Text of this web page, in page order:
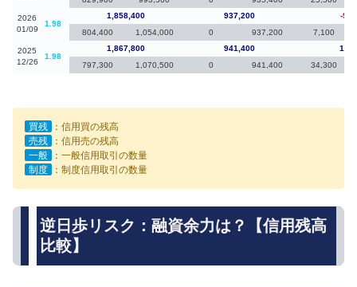
2026
01/09
1.98
1,858,400 937,200
-
804,400
1,054,000 0 937,200 7,100
2025
12/26
1.98
1,867,800 941,400
797,300
1,070,500 0 941,400 34,300
買残
：信用買の残高
売残
：信用売の残高
一般
：一般信用取引の数量
制度
：制度信用取引の数量
逆日歩リスク：融資余力は？【信用残高
比較】